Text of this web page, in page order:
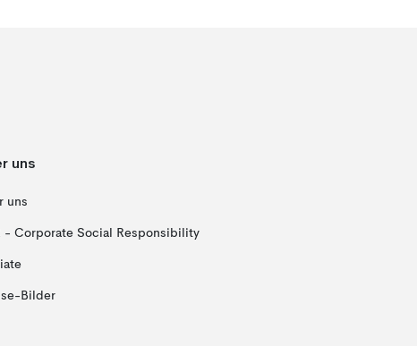
uns
uns
- Corporate Social Responsibility
Bilder